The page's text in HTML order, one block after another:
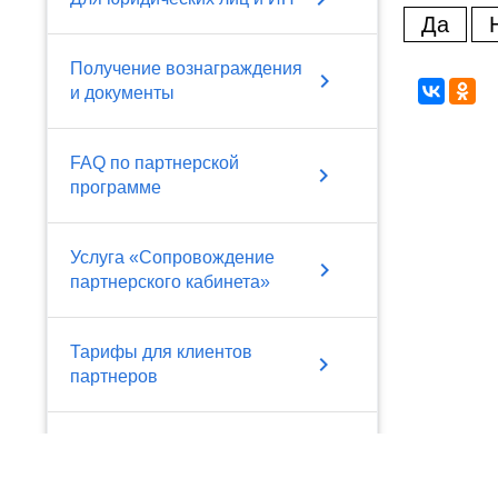
Получение вознаграждения
и документы
chevron_right
FAQ по партнерской
программе
chevron_right
Услуга «Сопровождение
партнерского кабинета»
chevron_right
Тарифы для клиентов
партнеров
chevron_right
Да